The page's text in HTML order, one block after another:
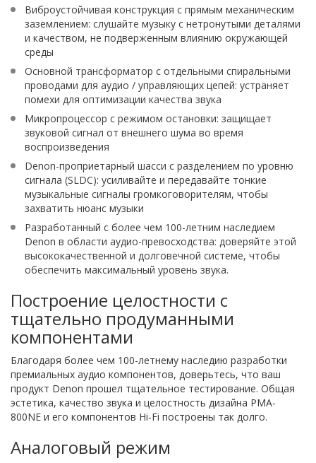
Виброустойчивая конструкция с прямым механическим
заземлением: слушайте музыку с нетронутыми деталями
и качеством, не подверженным влиянию окружающей
среды
Основной трансформатор с отдельными спиральными
проводами для аудио / управляющих цепей: устраняет
помехи для оптимизации качества звука
Микропроцессор с режимом остановки: защищает
звуковой сигнал от внешнего шума во время
воспроизведения
Denon-проприетарный шасси с разделением по уровню
сигнала (SLDC): усиливайте и передавайте тонкие
музыкальные сигналы громкоговорителям, чтобы
захватить нюанс музыки
Разработанный с более чем 100-летним наследием
Denon в области аудио-превосходства: доверяйте этой
высококачественной и долговечной системе, чтобы
обеспечить максимальный уровень звука.
Построение целостности с
тщательно продуманными
компонентами
Благодаря более чем 100-летнему наследию разработки
премиальных аудио компонентов, доверьтесь, что ваш
продукт Denon прошел тщательное тестирование. Общая
эстетика, качество звука и целостность дизайна PMA-
800NE и его компонентов Hi-Fi построены так долго.
Аналоговый режим